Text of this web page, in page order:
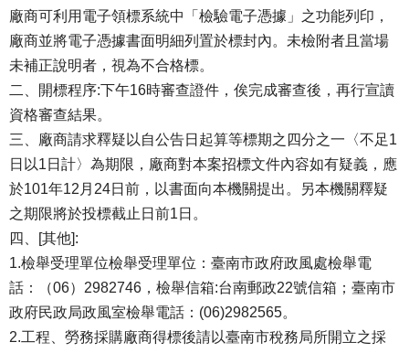
廠商可利用電子領標系統中「檢驗電子憑據」之功能列印，
廠商並將電子憑據書面明細列置於標封內。未檢附者且當場
未補正說明者，視為不合格標。
二、開標程序:下午16時審查證件，俟完成審查後，再行宣讀
資格審查結果。
三、廠商請求釋疑以自公告日起算等標期之四分之一〈不足1
日以1日計〉為期限，廠商對本案招標文件內容如有疑義，應
於101年12月24日前，以書面向本機關提出。另本機關釋疑
之期限將於投標截止日前1日。
四、[其他]:
1.檢舉受理單位檢舉受理單位：臺南市政府政風處檢舉電
話：（06）2982746，檢舉信箱:台南郵政22號信箱；臺南市
政府民政局政風室檢舉電話：(06)2982565。
2.工程、勞務採購廠商得標後請以臺南市稅務局所開立之採